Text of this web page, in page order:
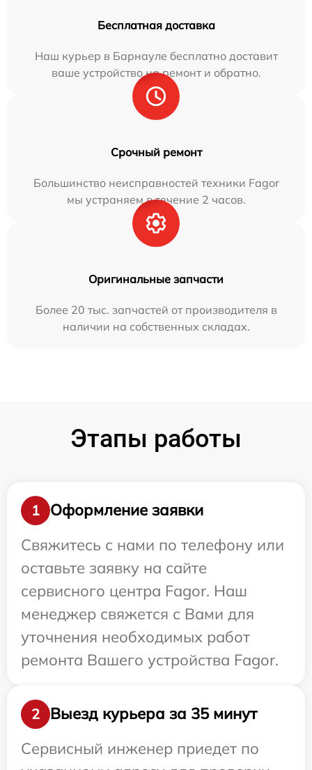
Бесплатная доставка
Наш курьер в Барнауле бесплатно доставит
ваше устройство на ремонт и обратно.
Срочный ремонт
Большинство неисправностей техники Fagor
мы устраняем в течение 2 часов.
Оригинальные запчасти
Более 20 тыс. запчастей от производителя в
наличии на собственных складах.
Этапы работы
1
Оформление заявки
Свяжитесь с нами по телефону или
оставьте заявку на сайте
сервисного центра Fagor. Наш
менеджер свяжется с Вами для
уточнения необходимых работ
ремонта Вашего устройства Fagor.
2
Выезд курьера за 35 минут
Сервисный инженер приедет по